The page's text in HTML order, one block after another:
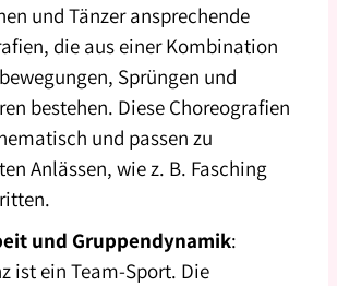
und Tänzer ansprechende
die aus einer Kombination
Sprüngen und
bestehen. Diese Choreografien
und passen zu
Anlässen, wie z. B. Fasching
und Gruppendynamik:
ist ein Team-Sport. Die